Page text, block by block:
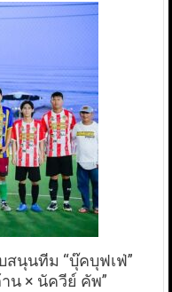
นุนทีม “บุ๊คบุฟเฟ่”
น × นัควีย์ คัพ”